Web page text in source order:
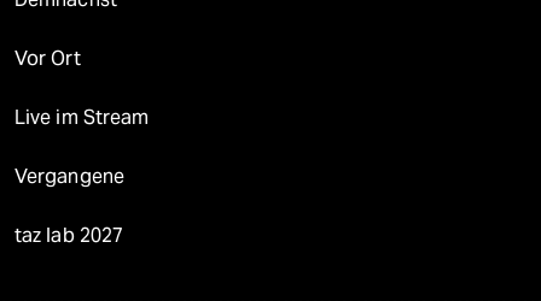
Vor Ort
Live im Stream
Vergangene
taz lab 2027